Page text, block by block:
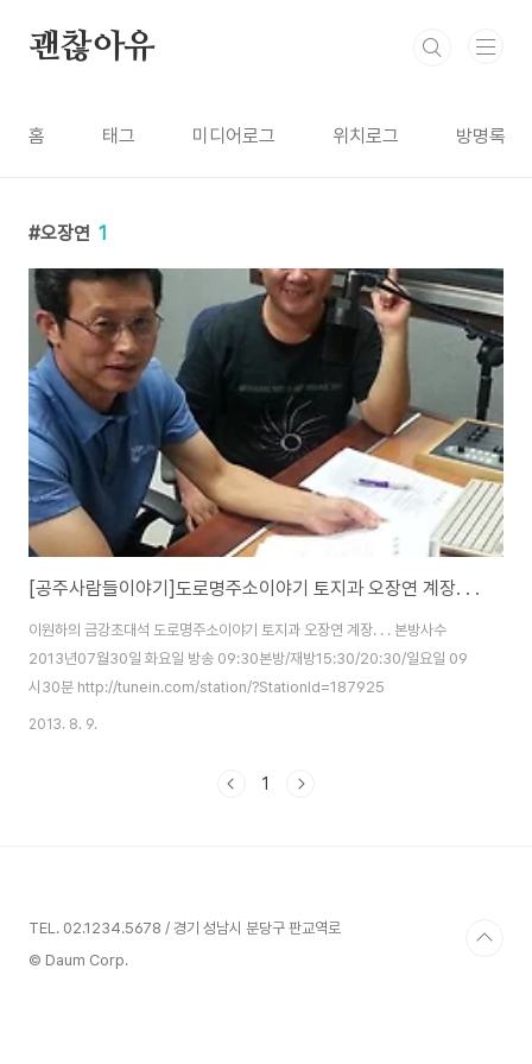
괜찮아유
홈 태그 미디어로그 위치로그 방명록
오장연 1
[공주사람들이야기]도로명주소이야기 토지과 오장연 계장. . .
이원하의 금강초대석 도로명주소이야기 토지과 오장연 계장. . . 본방사수
2013년07월30일 화요일 방송 09:30본방/재방15:30/20:30/일요일 09
시30분 http://tunein.com/station/?StationId=187925
2013. 8. 9.
1
TEL. 02.1234.5678 / 경기 성남시 분당구 판교역로
© Daum Corp.